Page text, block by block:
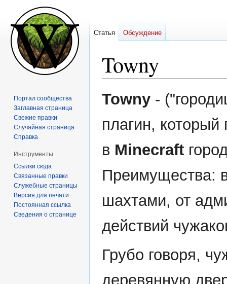
Towny
Перейти
Перейти
Towny -
плагин, который
в Minecraft
Преимущества:
шахтами, от
действий
Грубо говоря,
деревянную
Статья Обсуждение
Портал сообщества
Заглавная страница
Свежие правки
Случайная страница
Справка
Инструменты
Ссылки сюда
Связанные правки
Служебные страницы
Версия для печати
Постоянная ссылка
Сведения о странице